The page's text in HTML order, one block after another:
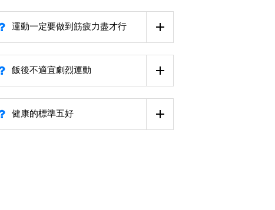
運動一定要做到筋疲力盡才行
飯後不適宜劇烈運動
健康的標準五好